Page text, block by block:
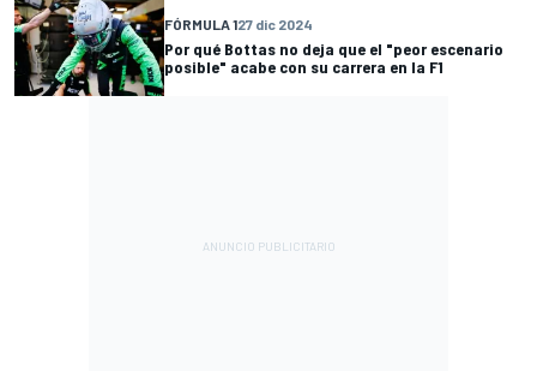
FÓRMULA 127 dic 2024
Por qué Bottas no deja que el "peor escenario
posible" acabe con su carrera en la F1